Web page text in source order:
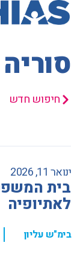
סוריה
חיפוש חדש
ינואר 11, 2026
בית
לאתיופיה
בימ"ש עליון ,